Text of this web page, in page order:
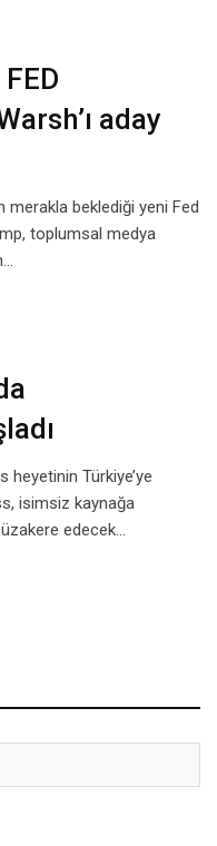
aday
merakla beklediği yeni Fed
toplumsal medya
heyetinin Türkiye’ye
isimsiz kaynağa
edecek…